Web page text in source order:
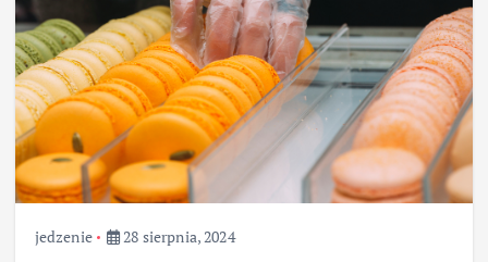
jedzenie 28 sierpnia, 2024